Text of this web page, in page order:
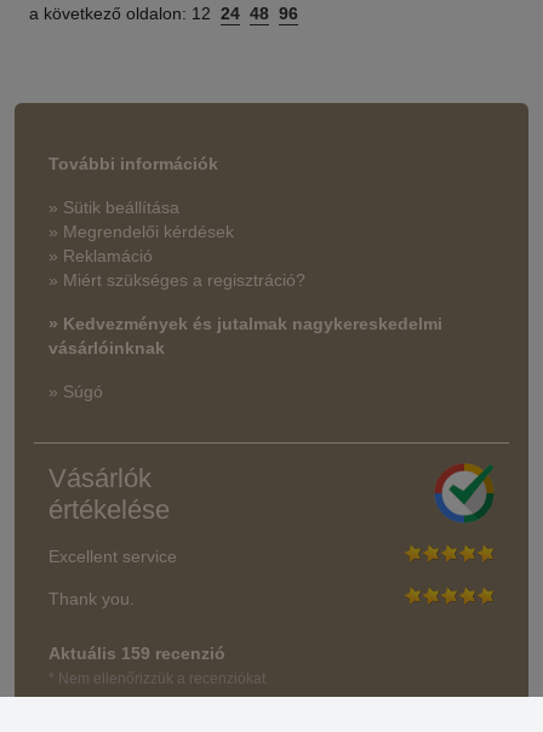
a következő oldalon: 12 24 48 96
További információk
» Sütik beállítása
» Megrendelői kérdések
» Reklamáció
» Miért szükséges a regisztráció?
» Kedvezmények és jutalmak nagykereskedelmi
vásárlóinknak
» Súgó
Vásárlók
értékelése
Excellent service
Thank you.
Aktuális 159 recenzió
* Nem ellenőrizzük a recenziókat